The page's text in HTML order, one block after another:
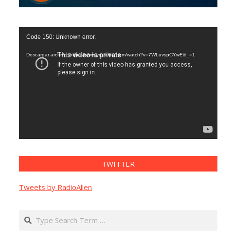
Reproductor
vídeo
Code 150: Unknown error.
Descargar archivo: https://www.youtube.com/watch?v=7WLuvspCYwE&_=1
TWITTER
Tweets by RadioAllen
Search